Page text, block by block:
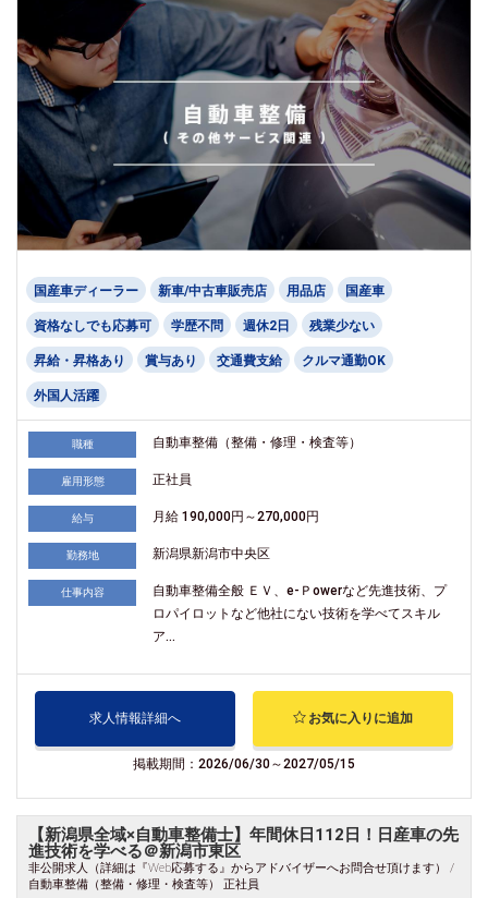
国産車ディーラー 新車/中古車販売店 用品店 国産車
資格なしでも応募可 学歴不問 週休2日 残業少ない
昇給・昇格あり 賞与あり 交通費支給 クルマ通勤OK
外国人活躍
職種 自動車整備（整備・修理・検査等）
雇用形態 正社員
給与 月給 190,000円～270,000円
勤務地 新潟県新潟市中央区
仕事内容
自動車整備全般 ＥＶ、e-Ｐowerなど先進技術、プ
ロパイロットなど他社にない技術を学べてスキル
ア...
求人情報詳細へ お気に入りに追加
掲載期間：2026/06/30～2027/05/15
【新潟県全域×自動車整備士】年間休日112日！日産車の先
進技術を学べる＠新潟市東区
非公開求人（詳細は『Web応募する』からアドバイザーへお問合せ頂けます） /
自動車整備（整備・修理・検査等） 正社員